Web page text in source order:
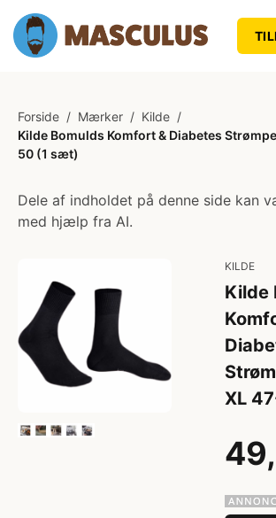
Forside / Mærker / Kilde /
Kilde Bomulds Komfort & Diabetes
50 (1 sæt)
Dele af indholdet på denne side kan
med hjælp fra AI.
KILDE
Kilde
XL